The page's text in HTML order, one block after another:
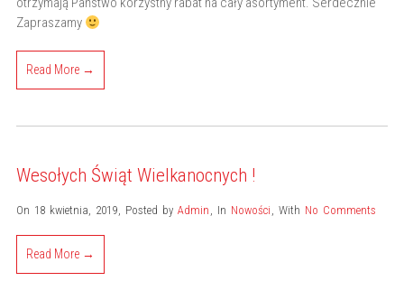
Zapraszamy
Read More →
Wesołych Świąt Wielkanocnych !
On 18 kwietnia, 2019, Posted by Admin , In Nowości , With No Comments
Read More →